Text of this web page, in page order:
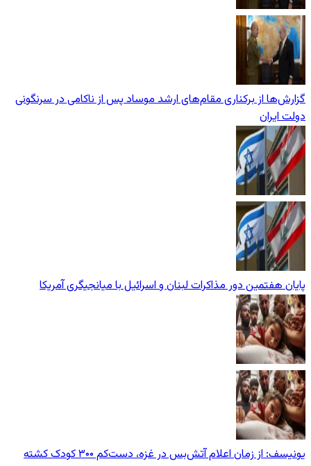
گزارش‌ها از برکناری مقام‌های ارشد موساد پس از ناکامی در سرنگونی
دولت ایران
پایان هفتمین دور مذاکرات لبنان و اسرائیل با میانجیگری آمریکا
یونیسف: از زمان اعلام آتش‌بس در غزه، دست‌کم ۳۰۰ کودک کشته